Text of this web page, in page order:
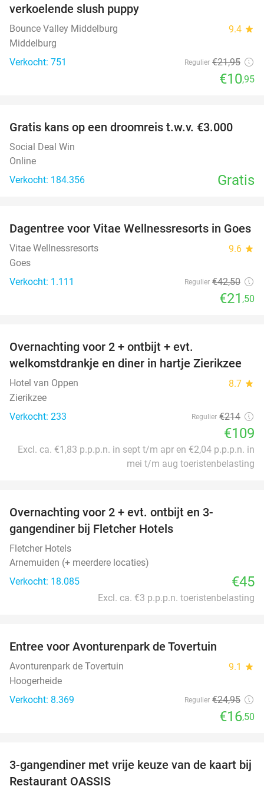
verkoelende slush puppy
Bounce Valley Middelburg 9.4 star
Middelburg
Verkocht: 751
Regulier €21,95
€10,95
Gratis kans op een droomreis t.w.v. €3.000
Social Deal Win
Online
Verkocht: 184.356
Gratis
49%
Dagentree voor Vitae Wellnessresorts in Goes
Vitae Wellnessresorts 9.6 star
Goes
Verkocht: 1.111
Regulier €42,50
€21 ,50
Overnachting voor 2 + ontbijt + evt.
welkomstdrankje en diner in hartje Zierikzee
Hotel van Oppen 8.7 star
Zierikzee
Verkocht: 233
Regulier €214
€109
Excl. ca. €1,83 p.p.p.n. in sept t/m apr en €2,04 p.p.p.n. in
mei t/m aug toeristenbelasting
Overnachting voor 2 + evt. ontbijt en 3-
gangendiner bij Fletcher Hotels
Fletcher Hotels
Arnemuiden (+ meerdere locaties)
Verkocht: 18.085
€45
Excl. ca. €3 p.p.p.n. toeristenbelasting
Entree voor Avonturenpark de Tovertuin
Avonturenpark de Tovertuin 9.1 star
Hoogerheide
Verkocht: 8.369
Regulier €24,95
€16,50
43%
3-gangendiner met vrije keuze van de kaart bij
Restaurant OASSIS